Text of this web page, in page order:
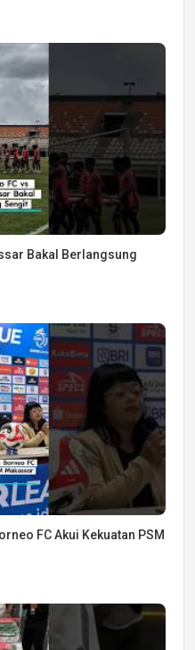
Bakal Berlangsung
FC Akui Kekuatan PSM